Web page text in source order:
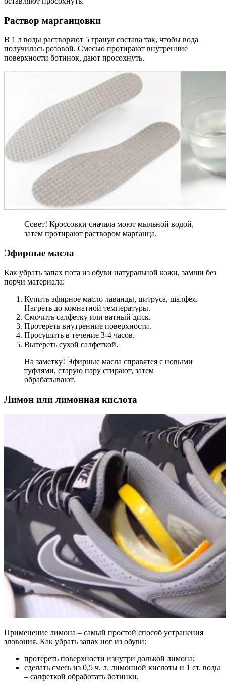
Раствор марганцовки
В 1 л воды растворяют 5 гранул состава так, чтобы вода
получилась розовой. Смесью протирают внутренние
поверхности ботинок, дают просохнуть.
Совет! Кроссовки сначала моют мыльной водой,
затем протирают раствором марганца.
Эфирные масла
Как убрать запах пота из обуви натуральной кожи, замши без
порчи материала:
Купить эфирное масло лаванды, цитруса, шалфея.
Нагреть до комнатной температуры.
Смочить салфетку или ватный диск.
Протереть внутренние поверхности.
Просушить в течение 3-4 часов.
Вытереть сухой салфеткой.
На заметку! Эфирные масла справятся с новыми
туфлями, старую пару стирают, затем
обрабатывают.
Лимон или лимонная кислота
Применение лимона – самый простой способ устранения
зловония. Как убрать запах ног из обуви:
протереть поверхности изнутри долькой лимона;
сделать смесь из 0,5 ч. л. лимонной кислоты и 1 ст. воды
– салфеткой обработать ботинки.